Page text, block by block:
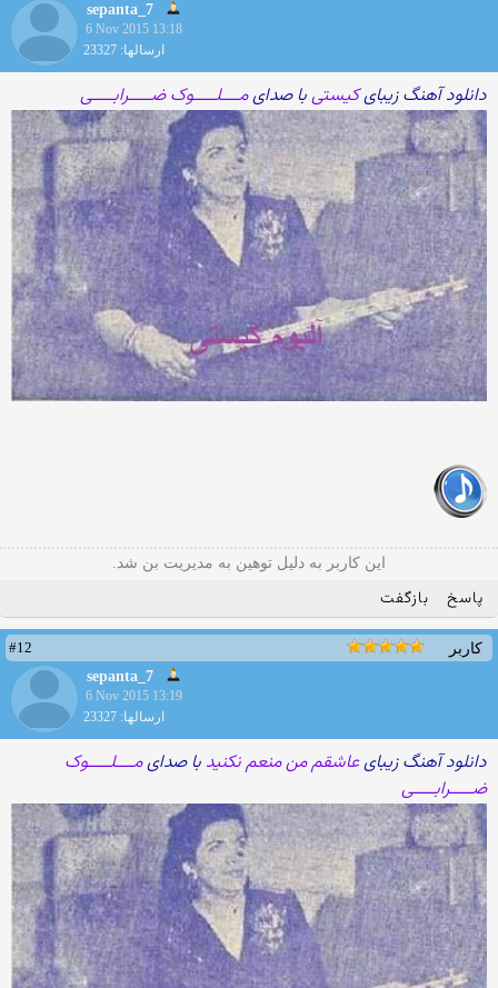
sepanta_7
6 Nov 2015 13:18
ارسالها: 23327
دانلود آهنگ زیبایکیستیبا صدایمــــلـــــوک ضـــــرابـــــی
این کاربر به دلیل توهین به مدیریت بن شد.
پاسخ بازگفت
کاربر
#12
sepanta_7
6 Nov 2015 13:19
ارسالها: 23327
دانلود آهنگ زیبایعاشقم من منعم نکنید با صدایمــــلـــــوک
ضـــــرابـــــی